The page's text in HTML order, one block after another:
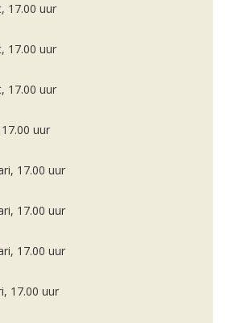
17.00 uur
17.00 uur
17.00 uur
uur
17.00 uur
17.00 uur
17.00 uur
17.00 uur